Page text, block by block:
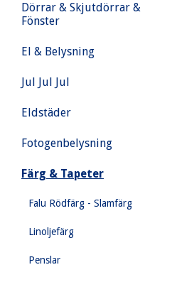
Dörrar & Skjutdörrar &
Fönster
El & Belysning
Jul Jul Jul
Eldstäder
Fotogenbelysning
Färg & Tapeter
Falu Rödfärg - Slamfärg
Linoljefärg
Penslar